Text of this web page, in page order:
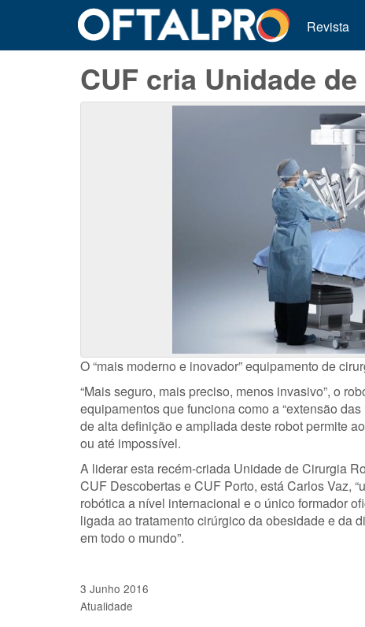
Revista
CUF cria Unidade
O “mais moderno e inovador” equipamento de
“Mais seguro, mais preciso, menos invasivo”, o
equipamentos que funciona como a “extensão
de alta definição e ampliada deste robot permite
ou até impossível.
A liderar esta recém-criada Unidade de Cirurgia
CUF Descobertas e CUF Porto, está Carlos Vaz,
robótica a nível internacional e o único formador
ligada ao tratamento cirúrgico da obesidade e da
em todo o mundo”.
3 Junho 2016
Atualidade